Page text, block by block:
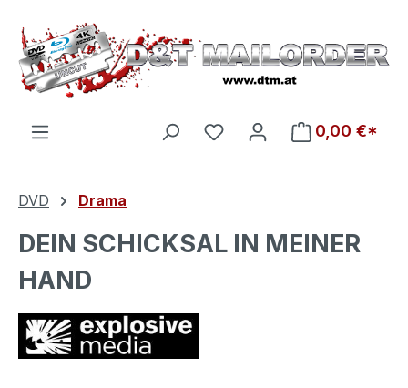
Zum Hauptinhalt springen
Du hast 0 Produkte auf
0,00 €*
DVD Drama
DEIN SCHICKSAL IN MEINER
HAND